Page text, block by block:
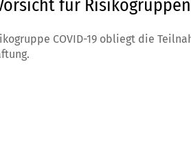
für
COVID-19 obliegt die